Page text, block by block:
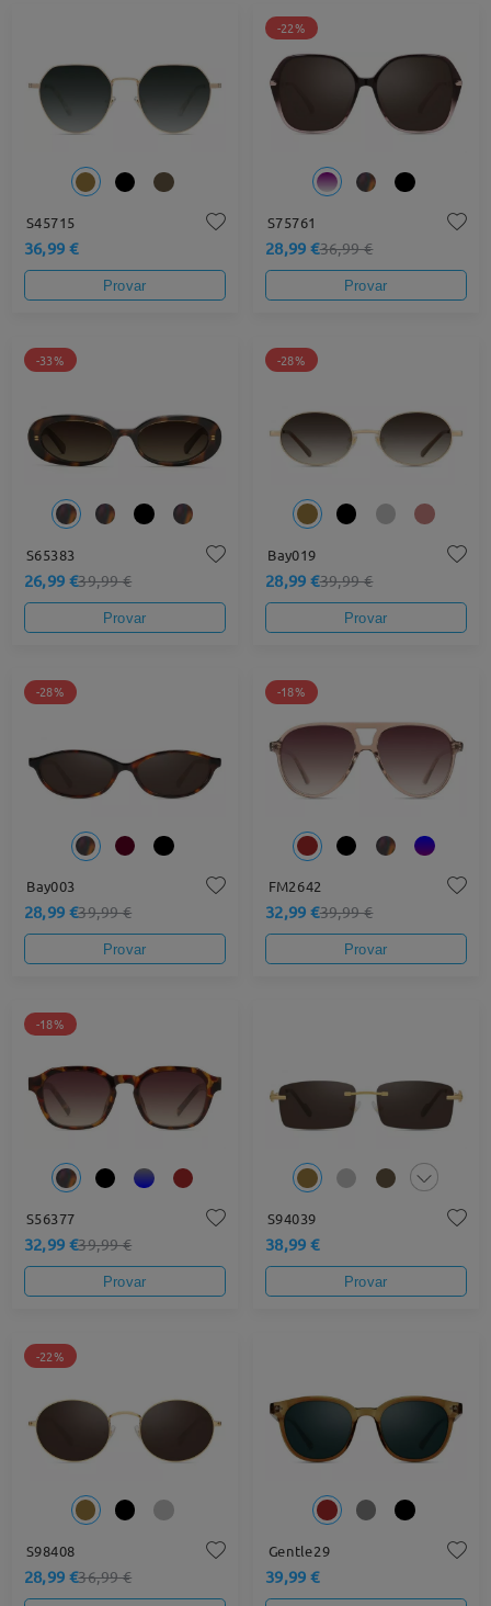
S45715
36,99 €
Provar
-22%
S75761
28,99 €36,99 €
Provar
-33%
S65383
26,99 €39,99 €
Provar
-28%
Bay019
28,99 €39,99 €
Provar
-28%
Bay003
28,99 €39,99 €
Provar
-18%
FM2642
32,99 €39,99 €
Provar
-18%
S56377
32,99 €39,99 €
Provar
S94039
38,99 €
Provar
-22%
S98408
28,99 €36,99 €
Gentle29
39,99 €